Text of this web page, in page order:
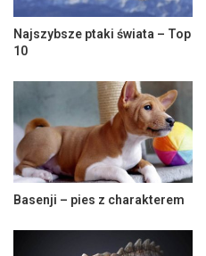
Najszybsze ptaki świata – Top
10
Basenji – pies z charakterem